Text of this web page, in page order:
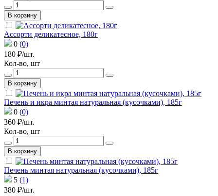
В корзину
Ассорти деликатесное, 180г
0 (0)
180 ₽/шт.
Кол-во, шт
В корзину
Печень и икра минтая натуральная (кусочками), 185г
0 (0)
360 ₽/шт.
Кол-во, шт
В корзину
Печень минтая натуральная (кусочками), 185г
5 (1)
380 ₽/шт.